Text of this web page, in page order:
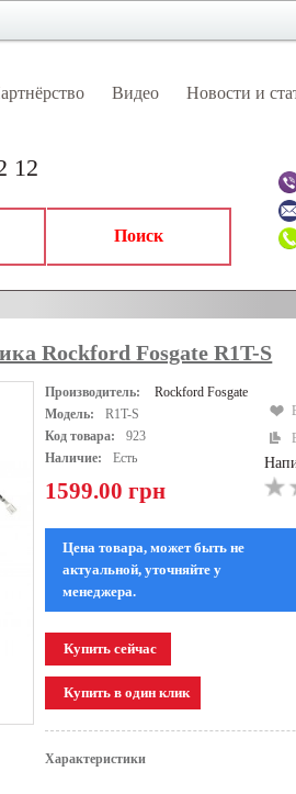
Видео Новости и
12
Поиск
Rockford Fosgate R1T-S
Производитель:
Rockford Fosgate
Модель:
R1T-S
Код товара:
923
Наличие:
Есть
1599.00 грн
Цена товара, может быть не
актуальной, уточняйте у
менеджера.
Характеристики